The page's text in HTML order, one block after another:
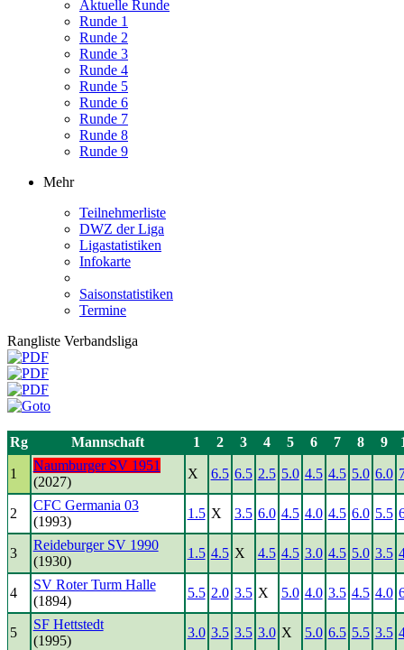
Aktuelle Runde
Runde 1
Runde 2
Runde 3
Runde 4
Runde 5
Runde 6
Runde 7
Runde 8
Runde 9
Mehr
Teilnehmerliste
DWZ der Liga
Ligastatistiken
Infokarte
Saisonstatistiken
Termine
Rangliste Verbandsliga
Rg Mannschaft 1 2 3 4 5 6 7 8 9
1
Naumburger SV 1951
(2027)
X 6.5 6.5 2.5 5.0 4.5 4.5 5.0 6.0
2
CFC Germania 03
(1993)
1.5 X 3.5 6.0 4.5 4.0 4.5 6.0 5.5
3
Reideburger SV 1990
(1930)
1.5 4.5 X 4.5 4.5 3.0 4.5 5.0 3.5
4
SV Roter Turm Halle
(1894)
5.5 2.0 3.5 X 5.0 4.0 3.5 4.5 4.0
5
SF Hettstedt
(1995)
3.0 3.5 3.5 3.0 X 5.0 6.5 5.5 3.5